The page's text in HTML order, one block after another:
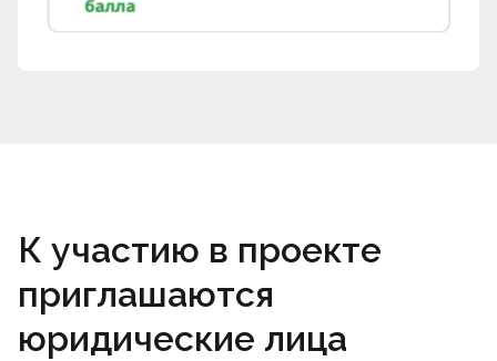
К участию в проекте
приглашаются
юридические лица